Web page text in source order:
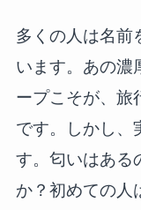
多くの人は名前
います。あの濃
ープこそが、旅
です。しかし、
す。匂いはある
か？初めての人